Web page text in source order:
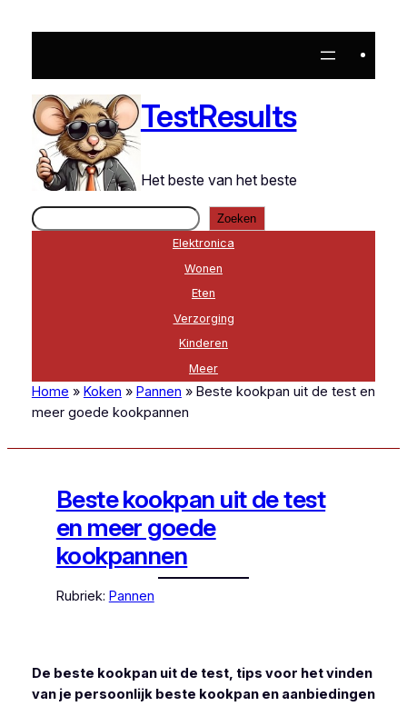
naar
inhoud
TestResults
Het beste van het beste
Zoeken
Zoeken
Elektronica
Wonen
Eten
Verzorging
Kinderen
Meer
Home » Koken » Pannen »Beste kookpan uit de test en
meer goede kookpannen
Beste kookpan uit de test
en meer goede
kookpannen
Rubriek: Pannen
De beste kookpan uit de test, tips voor het vinden
van je persoonlijk beste kookpan en aanbiedingen